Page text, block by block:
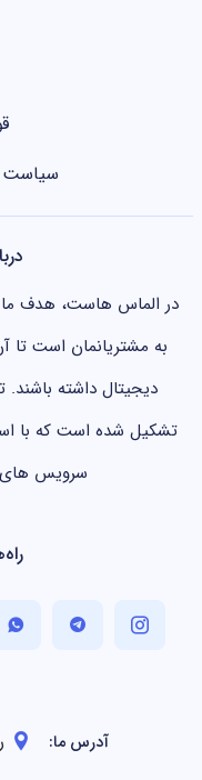
در الماس هاست، هدف ما
به مشتریانمان است تا
دیجیتال داشته
تشکیل شده است که با
سرویس های
آدرس ما: